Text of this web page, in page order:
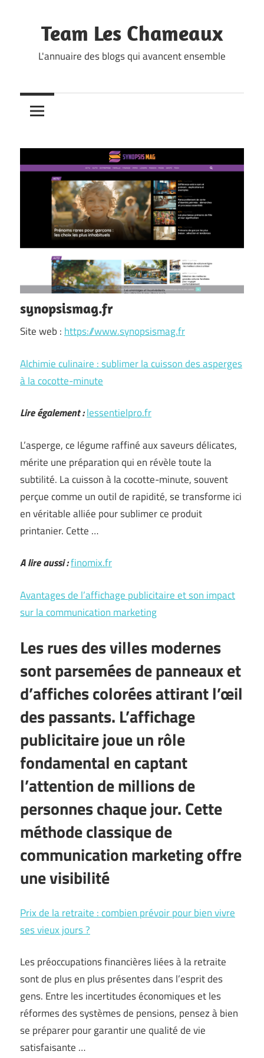
contentTeam Les Chameaux
L'annuaire des blogs qui avancent ensemble
synopsismag.fr
Site web : https://www.synopsismag.fr
Alchimie culinaire : sublimer la cuisson des asperges
à la cocotte-minute
Lire également :lessentielpro.fr
L’asperge, ce légume raffiné aux saveurs délicates,
mérite une préparation qui en révèle toute la
subtilité. La cuisson à la cocotte-minute, souvent
perçue comme un outil de rapidité, se transforme ici
en véritable alliée pour sublimer ce produit
printanier. Cette …
A lire aussi :finomix.fr
Avantages de l’affichage publicitaire et son impact
sur la communication marketing
Les rues des villes modernes
sont parsemées de panneaux et
d’affiches colorées attirant l’œil
des passants. L’affichage
publicitaire joue un rôle
fondamental en captant
l’attention de millions de
personnes chaque jour. Cette
méthode classique de
communication marketing offre
une visibilité
Prix de la retraite : combien prévoir pour bien vivre
ses vieux jours ?
Les préoccupations financières liées à la retraite
sont de plus en plus présentes dans l’esprit des
gens. Entre les incertitudes économiques et les
réformes des systèmes de pensions, pensez à bien
se préparer pour garantir une qualité de vie
satisfaisante …